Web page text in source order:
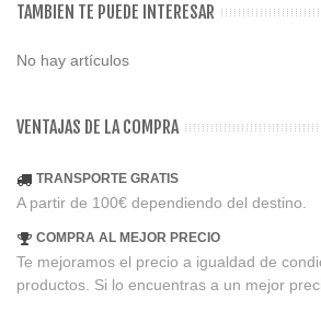
TAMBIEN TE PUEDE INTERESAR
No hay artículos
VENTAJAS DE LA COMPRA
TRANSPORTE GRATIS
A partir de 100€ dependiendo del destino.
COMPRA AL MEJOR PRECIO
Te mejoramos el precio a igualdad de
productos. Si lo encuentras a un mejor